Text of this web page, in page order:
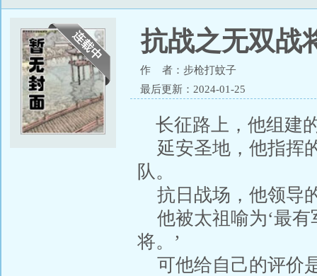
抗战之无双战
作 者：步枪打蚊子
最后更新： 2024-01-25
长征路上，他组建
延安圣地，他指挥
队。
抗日战场，他领导
他被太祖喻为‘最有
将。’
可他给自己的评价